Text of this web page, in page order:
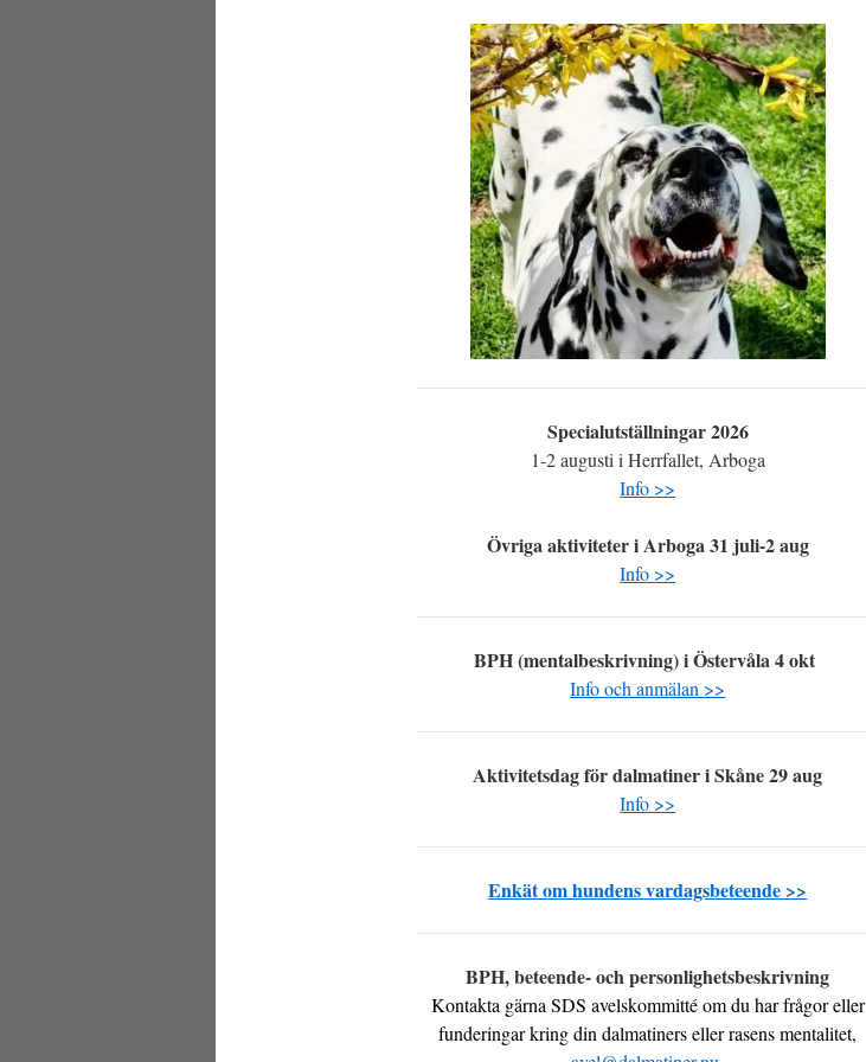
Specialutställningar 2026
1-2 augusti i Herrfallet, Arboga
Info >>
Övriga aktiviteter i Arboga 31 juli-2 aug
Info >>
BPH (mentalbeskrivning) i Östervåla 4 okt
Info och anmälan >>
Aktivitetsdag för dalmatiner i Skåne 29 aug
Info >>
Enkät om hundens vardagsbeteende >>
BPH, beteende- och personlighetsbeskrivning
Kontakta gärna SDS avelskommitté om du har frågor eller
funderingar kring din dalmatiners eller rasens mentalitet,